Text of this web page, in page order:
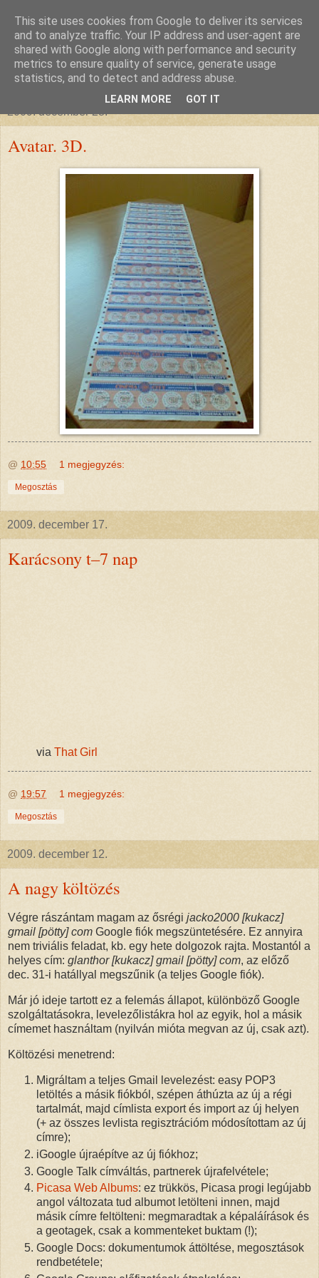
glanthor
egy tündebarát a való világban
2009. december 28.
Avatar. 3D.
@ 10:55 1 megjegyzés:
Megosztás
2009. december 17.
Karácsony t–7 nap
via That Girl
@ 19:57 1 megjegyzés:
Megosztás
2009. december 12.
A nagy költözés
Végre rászántam magam az ősrégi jacko2000 [kukacz]
gmail [pötty] com Google fiók megszüntetésére. Ez annyira
nem triviális feladat, kb. egy hete dolgozok rajta. Mostantól a
helyes cím: glanthor [kukacz] gmail [pötty] com, az előző
dec. 31-i hatállyal megszűnik (a teljes Google fiók).
Már jó ideje tartott ez a felemás állapot, különböző Google
szolgáltatásokra, levelezőlistákra hol az egyik, hol a másik
címemet használtam (nyilván mióta megvan az új, csak azt).
Költözési menetrend:
Migráltam a teljes Gmail levelezést: easy POP3
letöltés a másik fiókból, szépen áthúzta az új a régi
tartalmát, majd címlista export és import az új helyen
(+ az összes levlista regisztrációm módosítottam az új
címre);
iGoogle újraépítve az új fiókhoz;
Google Talk címváltás, partnerek újrafelvétele;
Picasa Web Albums: ez trükkös, Picasa progi legújabb
angol változata tud albumot letölteni innen, majd
másik címre feltölteni: megmaradtak a képaláírások és
a geotagek, csak a kommenteket buktam (!);
Google Docs: dokumentumok áttöltése, megosztások
rendbetétele;
This site uses cookies from Google to deliver its services
and to analyze traffic. Your IP address and user-agent are
shared with Google along with performance and security
metrics to ensure quality of service, generate usage
statistics, and to detect and address abuse.
LEARN MORE GOT IT